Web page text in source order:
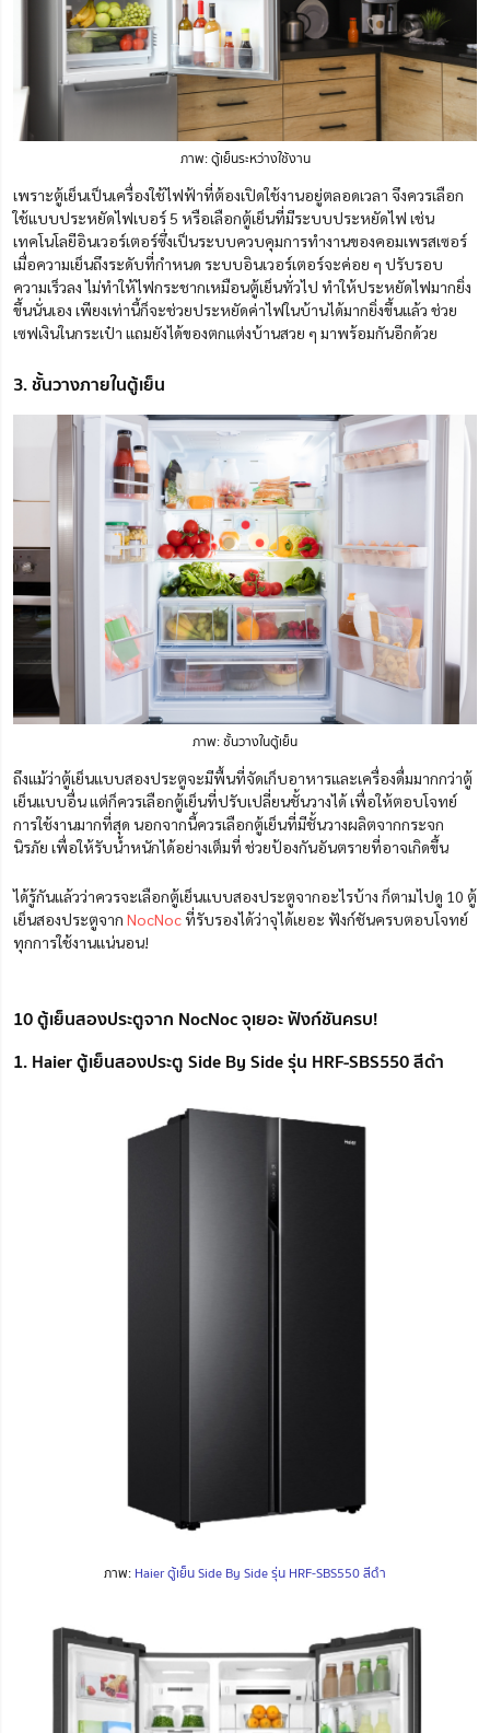
ภาพ: ตู้เย็นระหว่างใช้งาน
เพราะตู้เย็นเป็นเครื่องใช้ไฟฟ้าที่ต้องเปิดใช้งานอยู่ตลอดเวลา จึงควรเลือก
ใช้แบบประหยัดไฟเบอร์ 5 หรือเลือกตู้เย็นที่มีระบบประหยัดไฟ เช่น
เทคโนโลยีอินเวอร์เตอร์ซึ่งเป็นระบบควบคุมการทำงานของคอมเพรสเซอร์
เมื่อความเย็นถึงระดับที่กำหนด ระบบอินเวอร์เตอร์จะค่อย ๆ ปรับรอบ
ความเร็วลง ไม่ทำให้ไฟกระชากเหมือนตู้เย็นทั่วไป ทำให้ประหยัดไฟมากยิ่ง
ขึ้นนั่นเอง เพียงเท่านี้ก็จะช่วยประหยัดค่าไฟในบ้านได้มากยิ่งขึ้นแล้ว ช่วย
เซฟเงินในกระเป๋า แถมยังได้ของตกแต่งบ้านสวย ๆ มาพร้อมกันอีกด้วย
3. ชั้นวางภายในตู้เย็น
ภาพ: ชั้นวางในตู้เย็น
ถึงแม้ว่าตู้เย็นแบบสองประตูจะมีพื้นที่จัดเก็บอาหารและเครื่องดื่มมากกว่าตู้
เย็นแบบอื่น แต่ก็ควรเลือกตู้เย็นที่ปรับเปลี่ยนชั้นวางได้ เพื่อให้ตอบโจทย์
การใช้งานมากที่สุด นอกจากนี้ควรเลือกตู้เย็นที่มีชั้นวางผลิตจากกระจก
นิรภัย เพื่อให้รับน้ำหนักได้อย่างเต็มที่ ช่วยป้องกันอันตรายที่อาจเกิดขึ้น
ได้รู้กันแล้วว่าควรจะเลือกตู้เย็นแบบสองประตูจากอะไรบ้าง ก็ตามไปดู 10 ตู้
เย็นสองประตูจาก NocNocที่รับรองได้ว่าจุได้เยอะ ฟังก์ชันครบตอบโจทย์
ทุกการใช้งานแน่นอน!
10 ตู้เย็นสองประตูจาก NocNoc จุเยอะ ฟังก์ชันครบ!
1. Haier ตู้เย็นสองประตู Side By Side รุ่น HRF-SBS550 สีดำ
ภาพ: Haier ตู้เย็น Side By Side รุ่น HRF-SBS550 สีดำ